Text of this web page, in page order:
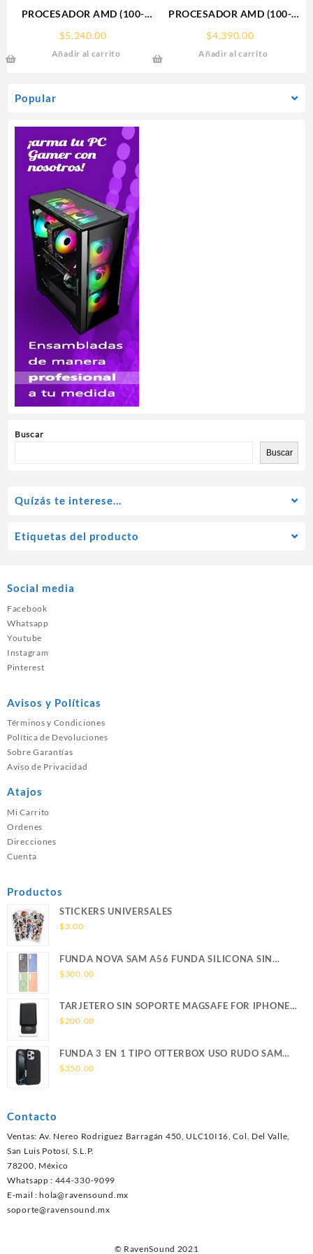
Popular
Buscar
Buscar
PROCESADOR AMD (100-
5700X S-AM4, 8 CORE 3.4
GHZ, 65W, S/GRAFICOS
$5,240.00
Añadir al carrito
PROCESADOR AMD (100-
7600 S-AM5, 6 CORE 3.8
GHZ, 65W, C/GRAFICOS,
$4,390.00
Añadir al carrito
Quízás te interese…
Etiquetas del producto
Social media
Facebook
Whatsapp
Youtube
Instagram
Pinterest
Avisos y Políticas
Términos y Condiciones
Política de Devoluciones
Sobre Garantías
Aviso de Privacidad
Atajos
Mi Carrito
Ordenes
Direcciones
Cuenta
Productos
STICKERS UNIVERSALES
$3.00
FUNDA NOVA SAM A56 FUNDA SILICONA SIN
SOPORTE MAGNETICO SAMSUNG
$300.00
TARJETERO SIN SOPORTE MAGSAFE FOR IPHONE
LEATHER WALLET MAGSAFE
$200.00
FUNDA 3 EN 1 TIPO OTTERBOX USO RUDO SAM
S26 ULTRA SAMSUNG S26 ULTRA
$350.00
Contacto
Ventas: Av. Nereo Rodriguez Barragán 450, ULC10I16, Col. Del Valle,
San Luis Potosí, S.L.P.
78200, México
Whatsapp : 444-330-9099
E-mail :hola@ravensound.mx
soporte@ravensound.mx
© RavenSound 2021